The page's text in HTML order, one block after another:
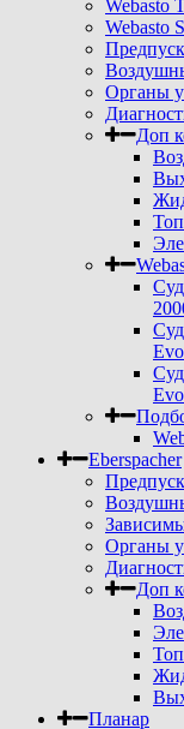
Webasto
Webasto
Органы
Доп
Eberspacher
Органы
Доп
Планар